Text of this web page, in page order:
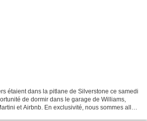
étaient dans la pitlane de Silverstone ce samedi
de dormir dans le garage de Williams,
et Airbnb. En exclusivité, nous sommes allés